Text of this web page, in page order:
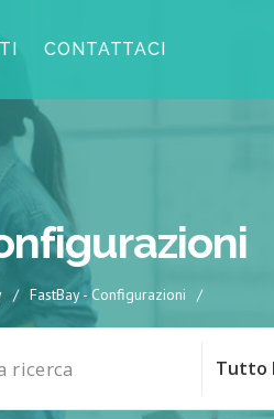
CONTATTACI
/ FastBay - Configurazioni /